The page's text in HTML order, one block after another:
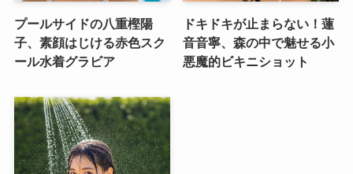
プールサイドの八重樫陽
子、素顔はじける赤色スク
ール水着グラビア
ドキドキが止まらない！蓮
音音寧、森の中で魅せる小
悪魔的ビキニショット